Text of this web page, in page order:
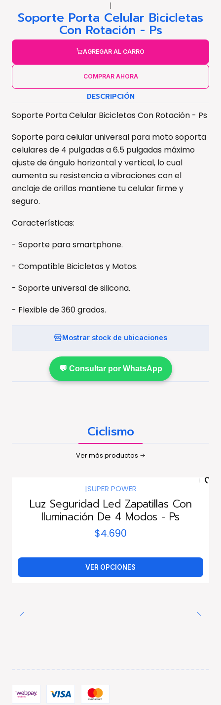
|
Soporte Porta Celular Bicicletas
Con Rotación - Ps
AGREGAR AL CARRO
COMPRAR AHORA
DESCRIPCIÓN
Soporte Porta Celular Bicicletas Con Rotación - Ps
Soporte para celular universal para moto soporta
celulares de 4 pulgadas a 6.5 pulgadas máximo
ajuste de ángulo horizontal y vertical, lo cual
aumenta su resistencia a vibraciones con el
anclaje de orillas mantiene tu celular firme y
seguro.
Características:
- Soporte para smartphone.
- Compatible Bicicletas y Motos.
- Soporte universal de silicona.
- Flexible de 360 grados.
Mostrar stock de ubicaciones
💬 Consultar por WhatsApp
Ciclismo
Ver más productos
|SUPER POWER
Luz Seguridad Led Zapatillas Con
Iluminación De 4 Modos - Ps
$4.690
VER OPCIONES